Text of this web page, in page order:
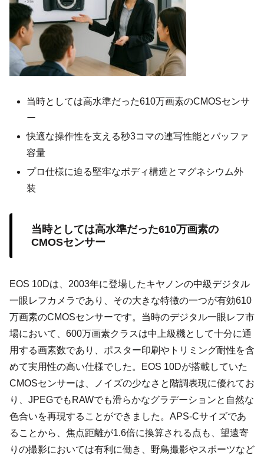
当時としては高水準だった610万画素のCMOSセンサ
ー
快適な操作性を支える秒3コマの連写性能とバッファ
容量
プロ仕様に迫る堅牢なボディ構造とマグネシウム外
装
当時としては高水準だった610万画素の
CMOSセンサー
EOS 10Dは、2003年に登場したキヤノンの中級デジタル
一眼レフカメラであり、その大きな特徴の一つが有効610
万画素のCMOSセンサーです。当時のデジタル一眼レフ市
場において、600万画素クラスは中上級機として十分に通
用する画素数であり、ポスター印刷やトリミング耐性を含
めて実用性の高い仕様でした。EOS 10Dが搭載していた
CMOSセンサーは、ノイズの少なさと階調表現に優れてお
り、JPEGでもRAWでも滑らかなグラデーションと自然な
色合いを再現することができました。APS-Cサイズであ
ることから、焦点距離が1.6倍に換算される点も、望遠寄
りの撮影においては有利に働き、野鳥撮影やスポーツなど